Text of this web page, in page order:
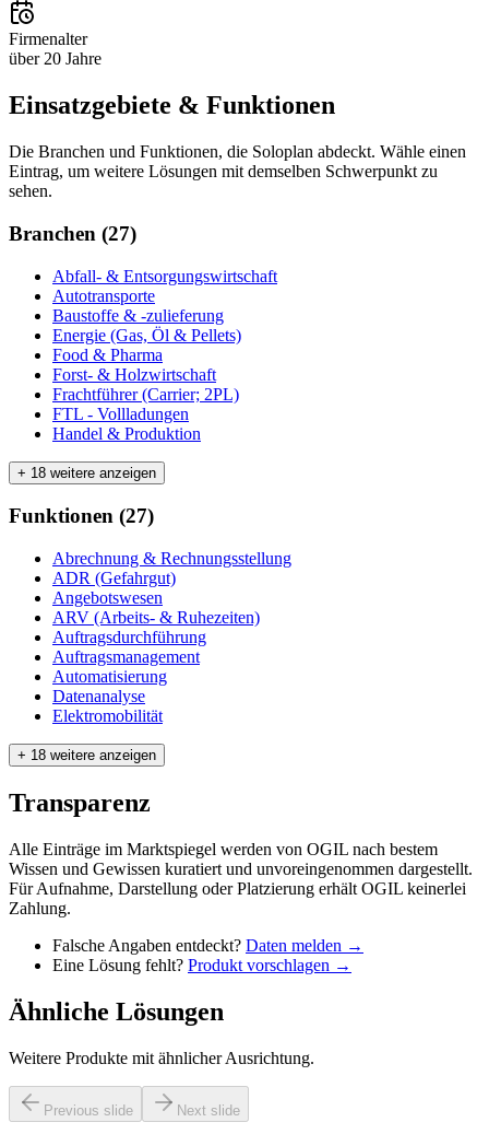
Firmenalter
über 20 Jahre
Einsatzgebiete & Funktionen
Die Branchen und Funktionen, die Soloplan abdeckt. Wähle einen
Eintrag, um weitere Lösungen mit demselben Schwerpunkt zu
sehen.
Branchen (27)
Abfall- & Entsorgungswirtschaft
Autotransporte
Baustoffe & -zulieferung
Energie (Gas, Öl & Pellets)
Food & Pharma
Forst- & Holzwirtschaft
Frachtführer (Carrier; 2PL)
FTL - Vollladungen
Handel & Produktion
+ 18 weitere anzeigen
Funktionen (27)
Abrechnung & Rechnungsstellung
ADR (Gefahrgut)
Angebotswesen
ARV (Arbeits- & Ruhezeiten)
Auftragsdurchführung
Auftragsmanagement
Automatisierung
Datenanalyse
Elektromobilität
+ 18 weitere anzeigen
Transparenz
Alle Einträge im Marktspiegel werden von OGIL nach bestem
Wissen und Gewissen kuratiert und unvoreingenommen dargestellt.
Für Aufnahme, Darstellung oder Platzierung erhält OGIL keinerlei
Zahlung.
Falsche Angaben entdeckt? Daten melden →
Eine Lösung fehlt? Produkt vorschlagen →
Ähnliche Lösungen
Weitere Produkte mit ähnlicher Ausrichtung.
Previous slide Next slide